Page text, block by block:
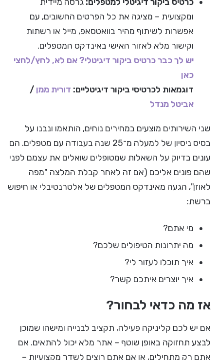
ומקצועית – מציגה את כל הפרטים החשובים, עם
אפשרות לשיתוף מהיר בוואטסאפ, מייל או רשתות
וקישור מלא לאזור האישי באינדקס המטפלים.
יש לך כבר כרטיס ביקור דיגיטלי? אם לא, לחץ/לחצי
כאן
דוגמאות לכרטיסי ביקור דיגיטליים: דורית ממן /
אביטל מנדל
שני השירותים מוצעים במחירים נוחים, הותאמו ונבנו על
בסיס ניסיון של למעלה מ־25 שנה בעבודה עם מטפלים. הם
עונים בדיוק על השאלות שמטופלים שואלים את עצמם לפני
שהם פונים אליכם (אם זה לאחר קבלת המלצה "מפה
לאוזן", הגעה מאינדקס המטפלים של אלטרנטיבלי או חיפוש
ברשת:
מי אתם?
מה יתרונות הטיפולים שלכם?
איך תוכלו לעזור לי?
איך יוצרים איתכם קשר?
אז מה כדאי לבחור?
אם יש לכם קליניקה פעילה, תקציב לבנייה ומישהו שמוכן
לבצע תחזוקה באופן שוטף – אתר מלא יכול להתאים. אם
אתם רק מתחילים, או אם אתם רוצים לשדר מקצועיות –